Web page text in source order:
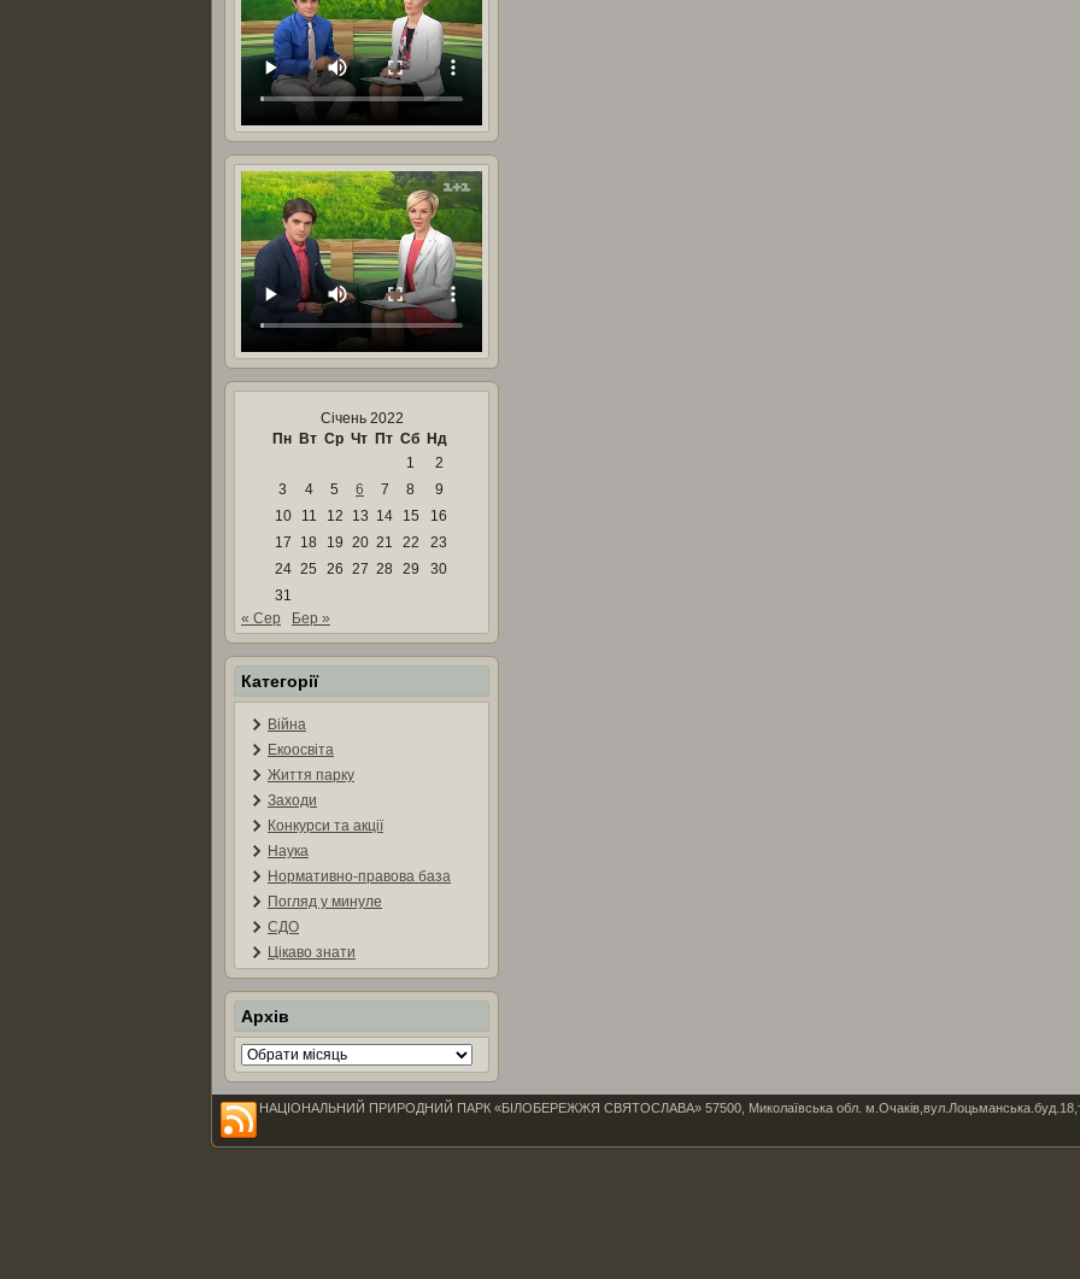
Січень 2022
Пн
Вт Ср Чт Пт Сб
Нд
1
2
3
4 5 6 7 8
9
10
11 12 13 14 15
16
17
18 19 20 21 22
23
24 25 26 27 28 29
30
31
« Сер
Бер »
Категорії
Війна
Екоосвіта
Життя парку
Заходи
Конкурси та акції
Наука
Нормативно-правова база
Погляд у минуле
СДО
Цікаво знати
Архів
Архів
НАЦІОНАЛЬНИЙ ПРИРОДНИЙ ПАРК «БІЛОБЕРЕЖЖЯ СВЯТОСЛАВА» 57500, Миколаївська обл.